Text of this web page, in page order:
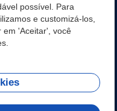
ÀS MULHERES
DE
possível. Para
e customizá-los,
em 'Aceitar', você